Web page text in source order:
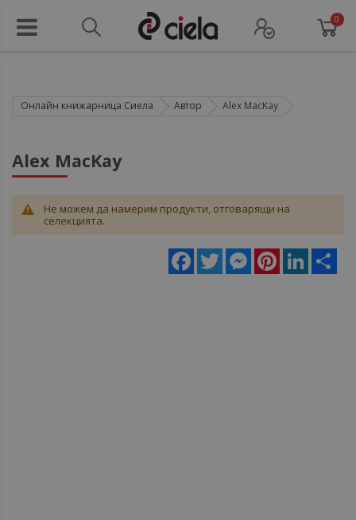
0
Онлайн книжарница Сиела Автор Alex MacKay
Alex MacKay
Не можем да намерим продукти, отговарящи на
селекцията.
Facebook
Twitter MessengerPinterestLinkedIn